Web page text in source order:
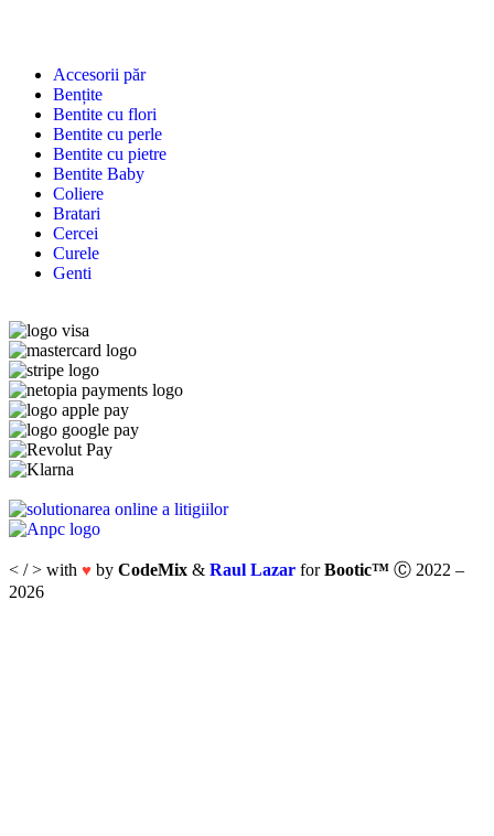
Accesorii păr
Bențite
Bentite cu flori
Bentite cu perle
Bentite cu pietre
Bentite Baby
Coliere
Bratari
Cercei
Curele
Genti
< / > with ♥ by CodeMix & Raul Lazar forBootic™ Ⓒ 2022 –
2026